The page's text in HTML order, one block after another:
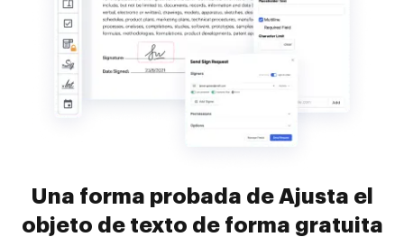
Una forma probada de Ajusta el
objeto de texto de forma gratuita